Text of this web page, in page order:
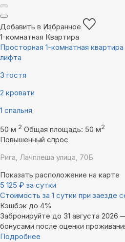
Добавить в Избранное
1-комнатная Квартира
Просторная 1-комнатная
лифта
3 гостя
2 кровати
1 спальня
50 м 2 Общая площадь: 50 м2
Повышенный спрос
Рига, Лачплеша улица, 70Б
Показать расположение на карте
5 125 ₽ за сутки
Стоимость за 1 сутки при заезде
Кэшбэк до 4%
Забронируйте до 31 августа 2026
бонусами после оценки
Подробнее